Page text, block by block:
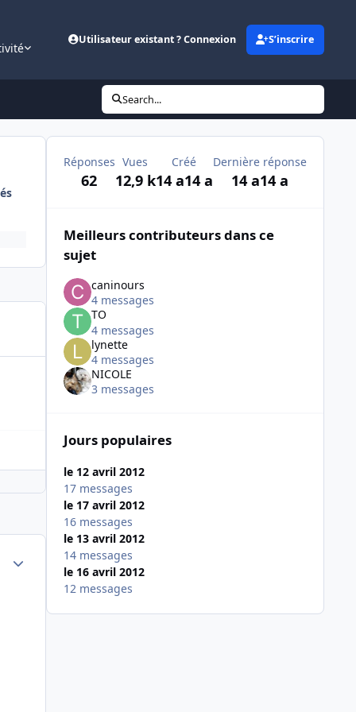
Utilisateur existant ? Connexion S’inscrire
Search...
Author stats
Réponses
62
Vues
12,9 k
Créé
14 a14 a
Dernière réponse
14 a14 a
Meilleurs contributeurs dans ce
sujet
caninours
4 messages
TO
4 messages
lynette
4 messages
NICOLE
3 messages
Jours populaires
le 12 avril 2012
17 messages
le 17 avril 2012
16 messages
le 13 avril 2012
14 messages
le 16 avril 2012
12 messages